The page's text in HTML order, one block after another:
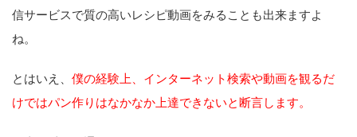
信サービスで質の高いレシピ動画をみることも出来ますよ
ね。
とはいえ、 僕の経験上、インターネット検索や動画を観るだ
けではパン作りはなかなか上達できないと断言します。